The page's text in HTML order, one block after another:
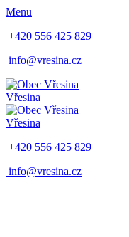
Menu
+420 556 425 829
info@vresina.cz
Vřesina
Vřesina
+420 556 425 829
info@vresina.cz